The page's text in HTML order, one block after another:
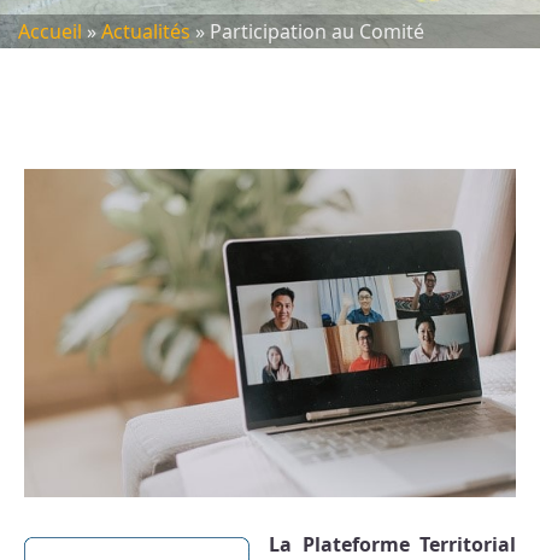
Accueil »Actualités » Participation au Comité
La Plateforme Territorial